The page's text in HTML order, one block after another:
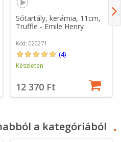
Sótartály, kerámia, 11cm,
Truffle - Emile Henry
Kód: 020271
(4)
Készleten
12 370 Ft
a kategóriából